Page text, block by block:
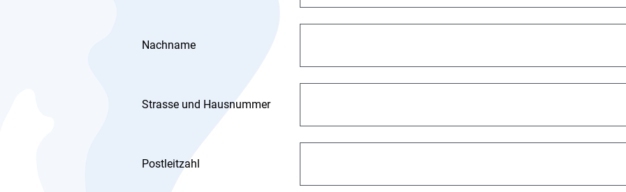
Nachname
Strasse und Hausnummer
Postleitzahl